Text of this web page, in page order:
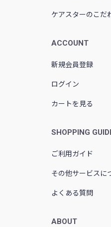
ケアスターのこだ
ACCOUNT
新規会員登録
ログイン
カートを見る
SHOPPING
ご利用ガイド
その他サービスに
よくある質問
ABOUT